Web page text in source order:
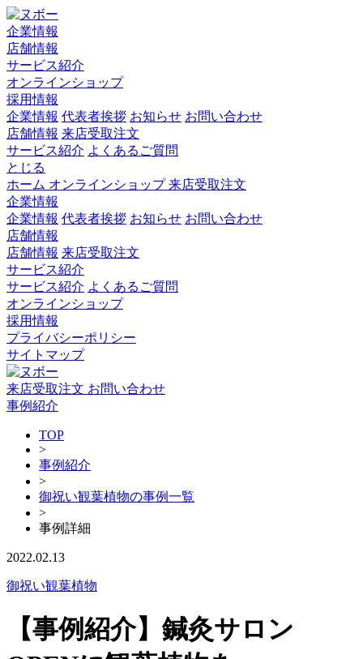
企業情報
店舗情報
サービス紹介
オンラインショップ
採用情報
企業情報 代表者挨拶 お知らせ お問い合わせ
店舗情報 来店受取注文
サービス紹介 よくあるご質問
とじる
ホーム オンラインショップ来店受取注文
企業情報
企業情報 代表者挨拶 お知らせ お問い合わせ
店舗情報
店舗情報 来店受取注文
サービス紹介
サービス紹介 よくあるご質問
オンラインショップ
採用情報
プライバシーポリシー
サイトマップ
来店受取注文 お問い合わせ
事例紹介
TOP
>
事例紹介
>
御祝い観葉植物の事例一覧
>
事例詳細
2022.02.13
御祝い観葉植物
【事例紹介】鍼灸サロン